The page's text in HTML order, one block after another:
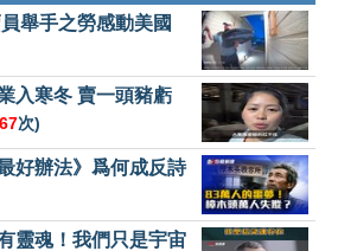
舉手之勞感動美國
入寒冬 賣一頭豬虧
次)
好辦法》爲何成反詩
靈魂！我們只是宇宙